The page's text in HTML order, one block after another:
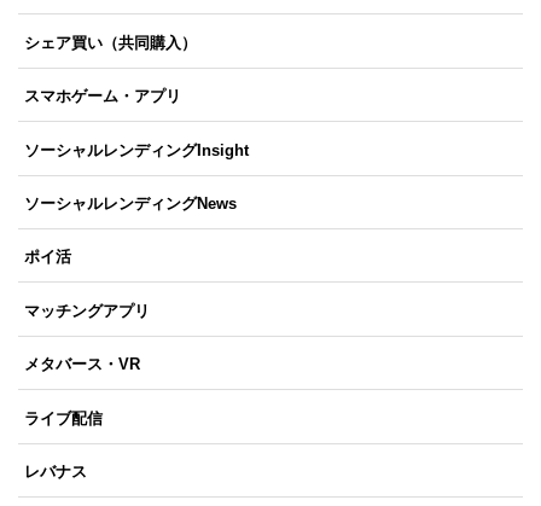
シェア買い（共同購入）
スマホゲーム・アプリ
ソーシャルレンディングInsight
ソーシャルレンディングNews
ポイ活
マッチングアプリ
メタバース・VR
ライブ配信
レバナス